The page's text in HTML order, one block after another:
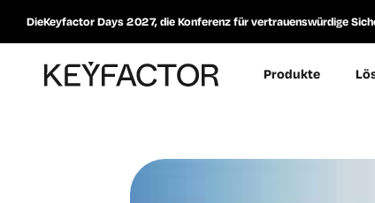
DieKeyfactor Days 2027, die Konferenz für vertrauenswürdige
Produkte